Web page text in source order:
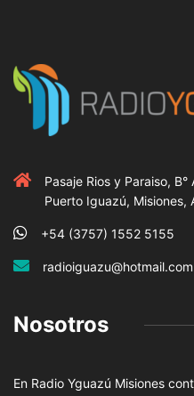
Pasaje Rios y Paraiso,
Puerto Iguazú, Misiones,
+54 (3757) 1552 5155
radioiguazu@hotmail.com
Nosotros
En Radio Yguazú Misiones